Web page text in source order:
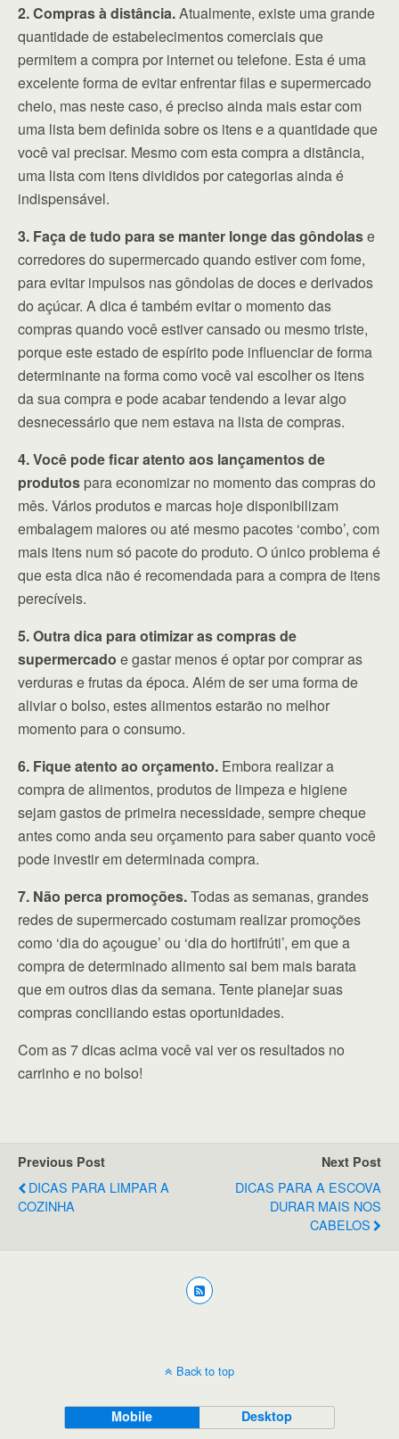
2. Compras à distância.Atualmente, existe uma grande
quantidade de estabelecimentos comerciais que
permitem a compra por internet ou telefone. Esta é uma
excelente forma de evitar enfrentar filas e supermercado
cheio, mas neste caso, é preciso ainda mais estar com
uma lista bem definida sobre os itens e a quantidade que
você vai precisar. Mesmo com esta compra a distância,
uma lista com itens divididos por categorias ainda é
indispensável.
3. Faça de tudo para se manter longe das gôndolase
corredores do supermercado quando estiver com fome,
para evitar impulsos nas gôndolas de doces e derivados
do açúcar. A dica é também evitar o momento das
compras quando você estiver cansado ou mesmo triste,
porque este estado de espírito pode influenciar de forma
determinante na forma como você vai escolher os itens
da sua compra e pode acabar tendendo a levar algo
desnecessário que nem estava na lista de compras.
4. Você pode ficar atento aos lançamentos de
produtos para economizar no momento das compras do
mês. Vários produtos e marcas hoje disponibilizam
embalagem maiores ou até mesmo pacotes ‘combo’, com
mais itens num só pacote do produto. O único problema é
que esta dica não é recomendada para a compra de itens
perecíveis.
5. Outra dica para otimizar as compras de
supermercado e gastar menos é optar por comprar as
verduras e frutas da época. Além de ser uma forma de
aliviar o bolso, estes alimentos estarão no melhor
momento para o consumo.
6. Fique atento ao orçamento. Embora realizar a
compra de alimentos, produtos de limpeza e higiene
sejam gastos de primeira necessidade, sempre cheque
antes como anda seu orçamento para saber quanto você
pode investir em determinada compra.
7. Não perca promoções.Todas as semanas, grandes
redes de supermercado costumam realizar promoções
como ‘dia do açougue’ ou ‘dia do hortifrúti’, em que a
compra de determinado alimento sai bem mais barata
que em outros dias da semana. Tente planejar suas
compras conciliando estas oportunidades.
Com as 7 dicas acima você vai ver os resultados no
carrinho e no bolso!
Previous Post
DICAS PARA LIMPAR A
COZINHA
Next Post
DICAS PARA A ESCOVA
DURAR MAIS NOS
CABELOS
Back to top
Mobile Desktop